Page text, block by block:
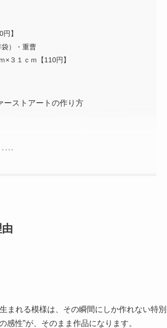
】
袋）・重曹
×３１ｃｍ【110円】
ーストアートの作り方
まれる模様は、その瞬間にしか作れない特別
感性”が、そのまま作品になります。